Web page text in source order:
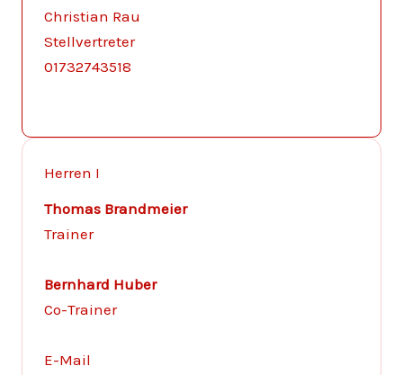
Christian Rau
Stellvertreter
01732743518
Herren I
Thomas Brandmeier
Trainer
Bernhard Huber
Co-Trainer
E-Mail